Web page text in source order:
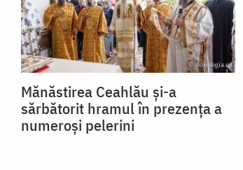
Mănăstirea Ceahlău și-a
sărbătorit hramul în prezența a
numeroși pelerini